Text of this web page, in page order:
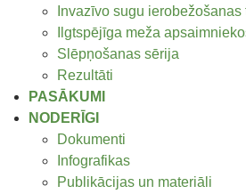
Invazīvo sugu ierobežošanas
Ilgtspējīga meža
Slēpņošanas sērija
Rezultāti
PASĀKUMI
NODERĪGI
Dokumenti
Infografikas
Publikācijas un materiāli